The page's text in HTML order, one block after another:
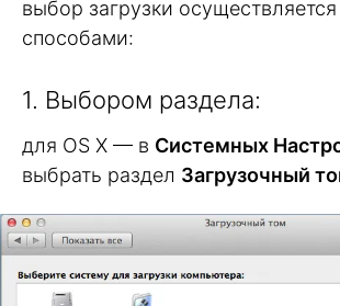
выбор загрузки
способами:
1. Выбором раздела:
для OS X — в Системных
выбрать раздел Загрузочный